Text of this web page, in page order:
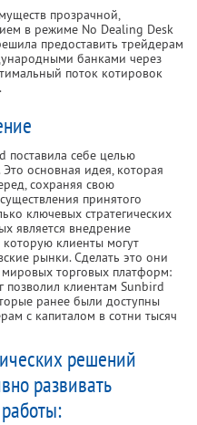
прозрачной,
в режиме No Dealing Desk
предоставить трейдерам
банками через
поток котировок
поставила себе целью
основная идея, которая
сохраняя свою
принятого
ключевых стратегических
является внедрение
клиенты могут
рынки. Сделать это они
торговых платформ:
позволил клиентам Sunbird
ранее были доступны
с капиталом в сотни тысяч
решений
развивать